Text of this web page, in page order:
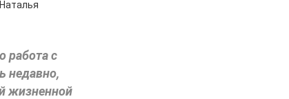
работа с
недавно,
жизненной